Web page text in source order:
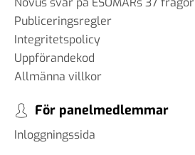
Publiceringsregler
Integritetspolicy
Uppförandekod
Allmänna villkor
För panelmedlemmar
Inloggningssida